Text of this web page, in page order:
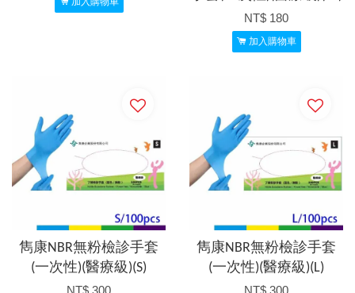
NT$ 180
加入購物車
雋康NBR無粉檢診手套
(一次性)(醫療級)(S)
NT$ 300
雋康NBR無粉檢診手套
(一次性)(醫療級)(L)
NT$ 300